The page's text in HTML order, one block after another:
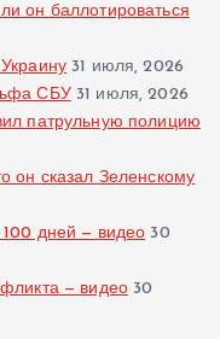
он баллотироваться
31 июля, 2026
СБУ 31 июля, 2026
патрульную полицию
он сказал Зеленскому
100 дней — видео 30
— видео 30